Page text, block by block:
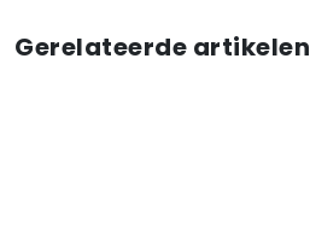
Gerelateerde artikelen